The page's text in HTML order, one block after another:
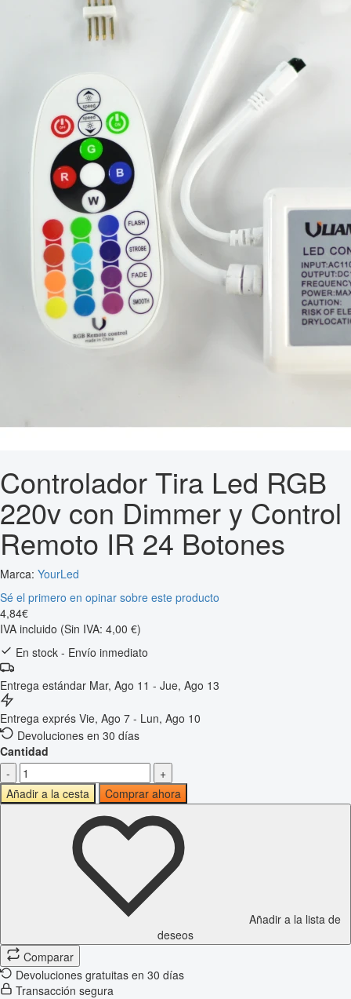
Controlador Tira Led RGB
220v con Dimmer y Control
Remoto IR 24 Botones
Marca: YourLed
Sé el primero en opinar sobre este producto
4,84€
IVA incluido (Sin IVA: 4,00 €)
En stock - Envío inmediato
Entrega estándar Mar, Ago 11 - Jue, Ago 13
Entrega exprés Vie, Ago 7 - Lun, Ago 10
Devoluciones en 30 días
Cantidad
-
+
Añadir a la cesta
Comprar ahora
Añadir a la lista de
deseos
Comparar
Devoluciones gratuitas en 30 días
Transacción segura